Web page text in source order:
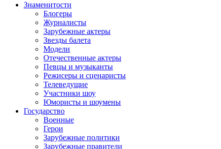
Знаменитости
Блогеры
Журналисты
Зарубежные актеры
Звезды балета
Модели
Отечественные актеры
Певцы и музыканты
Режисеры и сценаристы
Телеведущие
Участники шоу
Юмористы и шоумены
Государство
Военные
Герои
Зарубежные политики
Зарубежные правители